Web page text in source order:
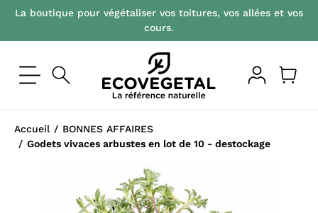
La boutique pour végétaliser vos toitures, vos allées et vos
cours.
Accueil
BONNES AFFAIRES
Godets vivaces arbustes en lot de 10 - destockage